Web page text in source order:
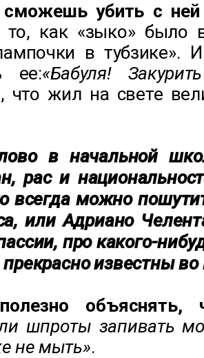
убить с ней
то, как «зыко» было
в тубзике».
ее:«Бабуля!
что жил на свете
в начальной
рас и
всегда можно
или Адриано
про какого-
известны во
шпроты запивать
не мыть».